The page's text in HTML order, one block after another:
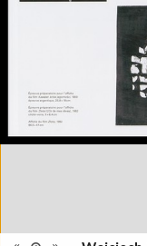
toutes ses
septembre -
Revues,
reliure
Information
Couleur, Noir &
Nombre de